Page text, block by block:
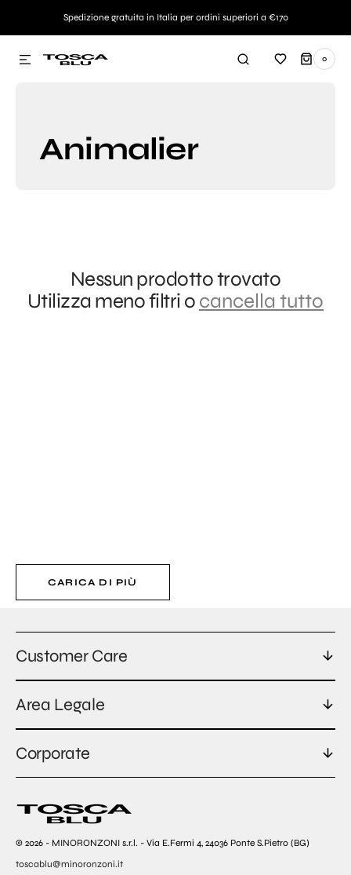
AI CONTENUTI
Spedizione gratuita in Italia per ordini superiori a €170
0
0
ARTICOLI
Animalier
Nessun prodotto trovato
Utilizza meno filtri ocancella tutto
CARICA DI PIÙ
Customer Care
Area Legale
Corporate
© 2026 - MINORONZONI s.r.l. - Via E.Fermi 4, 24036 Ponte S.Pietro (BG)
toscablu@minoronzoni.it